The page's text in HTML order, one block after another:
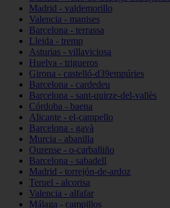
Madrid - valdemorillo
Valencia - manises
Barcelona - terrassa
Lleida - tremp
Asturias - villaviciosa
Huelva - trigueros
Girona - castelló-d39empúries
Barcelona - cardedeu
Barcelona - sant-quirze-del-vallès
Córdoba - baena
Alicante - el-campello
Barcelona - gavà
Murcia - abanilla
Ourense - o-carballiño
Barcelona - sabadell
Madrid - torrejón-de-ardoz
Teruel - alcorisa
Valencia - alfafar
Málaga - campillos